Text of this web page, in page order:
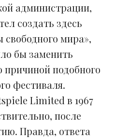
администрации,
создать здесь
мира»,
бы заменить
подобного
фестиваля.
Limited в 1967
после
Правда, ответа